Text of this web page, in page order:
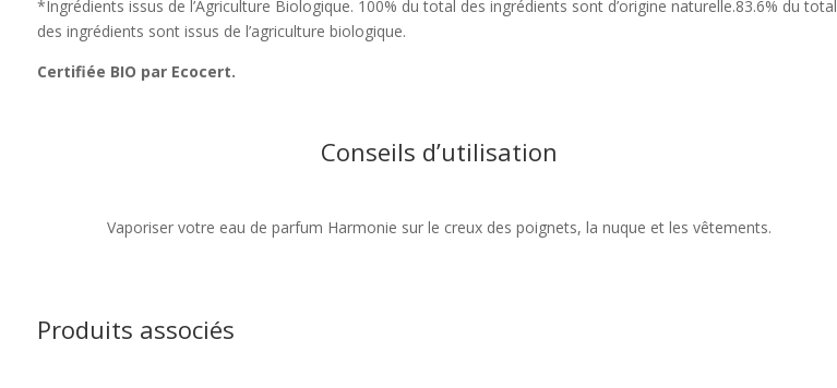
*Ingrédients issus de l’Agriculture Biologique. 100% du total des ingrédients sont d’origine naturelle.83.6% du total
des ingrédients sont issus de l’agriculture biologique.
Certifiée BIO par Ecocert.
Conseils d’utilisation
Vaporiser votre eau de parfum Harmonie sur le creux des poignets, la nuque et les vêtements.
Produits associés